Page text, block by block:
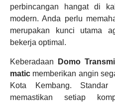
perbincangan hangat di
modern. Anda perlu
merupakan kunci utama
bekerja optimal.
Keberadaan Domo
matic memberikan angin
Kota Kembang.
memastikan setiap